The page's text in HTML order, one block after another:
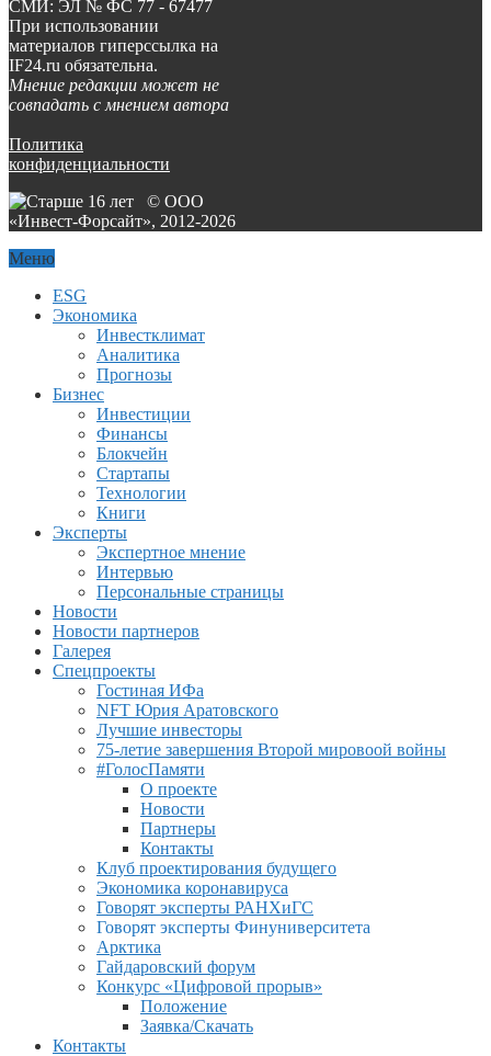
СМИ: ЭЛ № ФС 77 - 67477
При использовании
материалов гиперссылка на
IF24.ru обязательна.
Мнение редакции может не
совпадать с мнением автора
Политика
конфиденциальности
© ООО
«Инвест-Форсайт», 2012-2026
Меню
ESG
Экономика
Инвестклимат
Аналитика
Прогнозы
Бизнес
Инвестиции
Финансы
Блокчейн
Стартапы
Технологии
Книги
Эксперты
Экспертное мнение
Интервью
Персональные страницы
Новости
Новости партнеров
Галерея
Спецпроекты
Гостиная ИФа
NFT Юрия Аратовского
Лучшие инвесторы
75-летие завершения Второй мировоой войны
#ГолосПамяти
О проекте
Новости
Партнеры
Контакты
Клуб проектирования будущего
Экономика коронавируса
Говорят эксперты РАНХиГС
Говорят эксперты Финуниверситета
Арктика
Гайдаровский форум
Конкурс «Цифровой прорыв»
Положение
Заявка/Скачать
Контакты